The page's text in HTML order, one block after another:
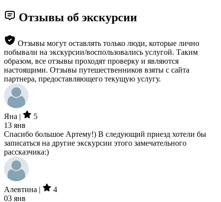
Отзывы об экскурсии
Отзывы могут оставлять только люди, которые лично
побывали на экскурсии/воспользовались услугой. Таким
образом, все отзывы проходят проверку и являются
настоящими. Отзывы путешественников взяты с сайта
партнера, предоставляющего текущую услугу.
Яна |
5
13 янв
Спасибо большое Артему!) В следующий приезд хотели бы
записаться на другие экскурсии этого замечательного
рассказчика:)
Алевтина |
4
03 янв